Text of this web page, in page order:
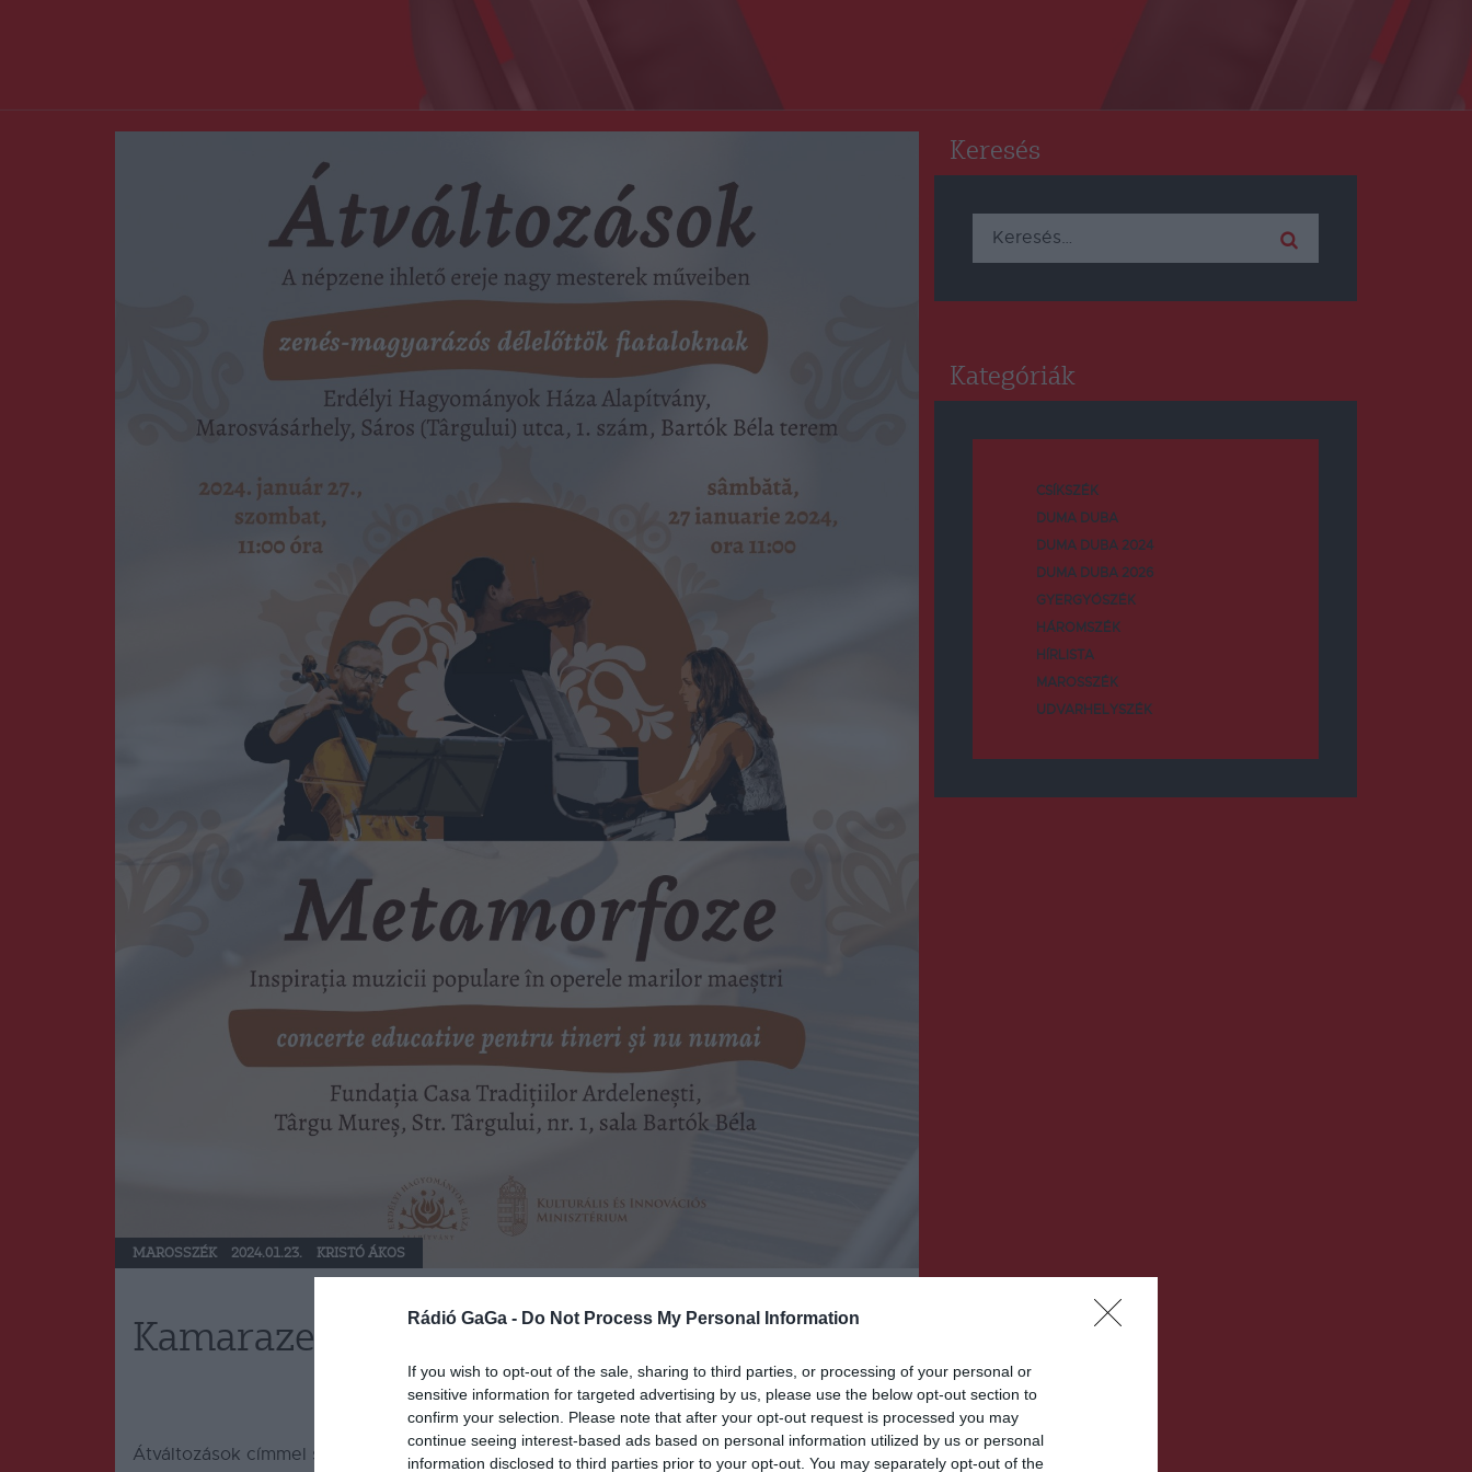
Rádió GaGa - Do Not Process My Personal Information
If you wish to opt-out of the sale, sharing to third parties, or processing of your personal or
sensitive information for targeted advertising by us, please use the below opt-out section to
confirm your selection. Please note that after your opt-out request is processed you may
continue seeing interest-based ads based on personal information utilized by us or personal
information disclosed to third parties prior to your opt-out. You may separately opt-out of the
MAROSSZÉK 2024.01.23. KRISTÓ ÁKOS
Kamarazenei alkalmak fiataloknak
Átváltozások címmel szervez kamarazenei alkalmakat Marosvásárhelyen az Erdélyi
Keresés
Keresés:
Kategóriák
CSÍKSZÉK
DUMA DUBA
DUMA DUBA 2024
DUMA DUBA 2026
GYERGYÓSZÉK
HÁROMSZÉK
HÍRLISTA
MAROSSZÉK
UDVARHELYSZÉK